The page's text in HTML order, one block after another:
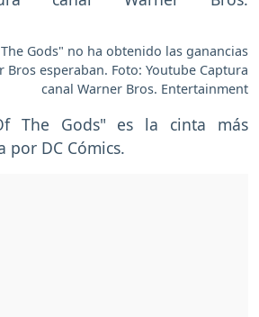
Gods" no ha obtenido las ganancias
Bros esperaban. Foto: Youtube Captura
canal Warner Bros. Entertainment
The Gods" es la cinta más
por DC Cómics.